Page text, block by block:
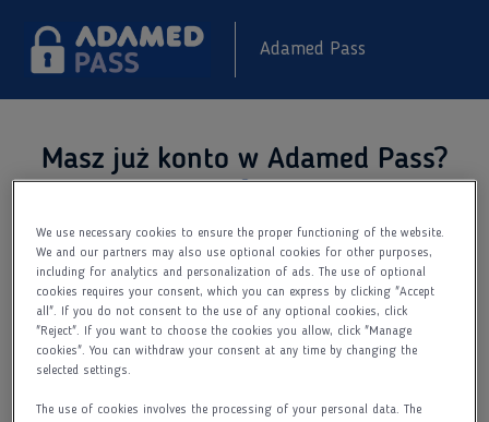
Adamed Pass
Masz już konto w Adamed Pass?
Zaloguj się do serwisu Adamed Pass
i sprawdź co nowego.
Adres e-mail
We use necessary cookies to ensure the proper functioning of the website.
We and our partners may also use optional cookies for other purposes,
including for analytics and personalization of ads. The use of optional
cookies requires your consent, which you can express by clicking "Accept
all". If you do not consent to the use of any optional cookies, click
"Reject". If you want to choose the cookies you allow, click "Manage
cookies". You can withdraw your consent at any time by changing the
selected settings.
The use of cookies involves the processing of your personal data. The